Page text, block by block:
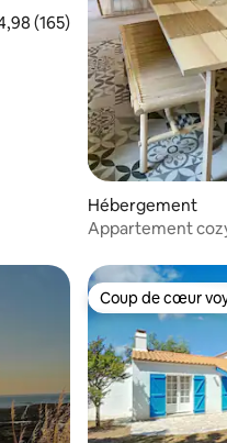
: 5 sur 5
moyenne sur la
(165)
Hébergement
Appartement
appréciés Coup de cœur
Coup de cœur